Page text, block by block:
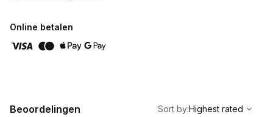
Online betalen
Beoordelingen
Highest rated
Sort by:Highest rated